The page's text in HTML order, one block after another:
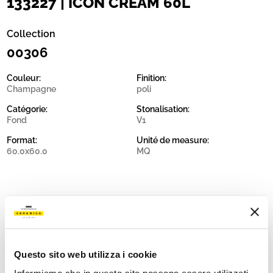
Questo sito web utilizza i cookie
Collection
00306
Couleur:
Champagne
Catégorie:
Fond
Format:
60.0x60.0
Finition:
poli
Stonalisation:
V1
Unité de measure:
MQ
Share: